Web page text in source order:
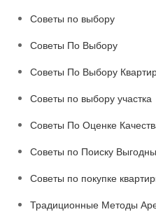
Советы по выбору
Советы По Выбору
Советы По Выбору
Советы по выбору участка
Советы По Оценке
Советы по Поиску
Советы по покупке
Традиционные Методы